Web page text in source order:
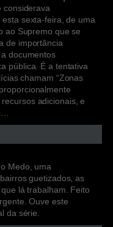
considerava
esta sexta-feira, de uma
ao Supremo que se
de importância
documentos
pública. É a tentativa
chamam “Zonas
adicionais, e
Medo, uma
guetizados, as
lá trabalham. Feito
Ouve este
da série.